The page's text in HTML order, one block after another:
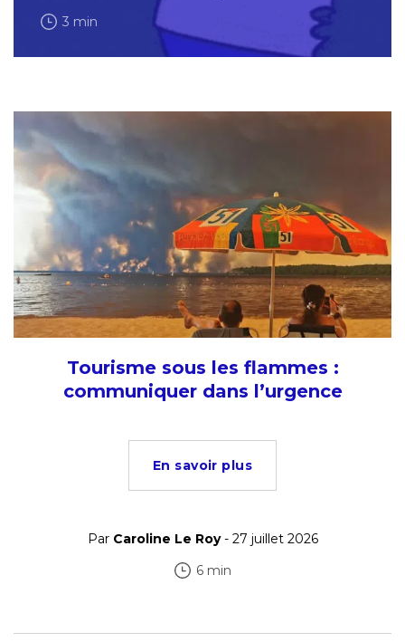
3 min
Tourisme sous les flammes :
communiquer dans l’urgence
En savoir plus
Par Caroline Le Roy- 27 juillet 2026
6 min